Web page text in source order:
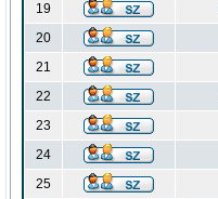
19
20
21
22
23
24
25